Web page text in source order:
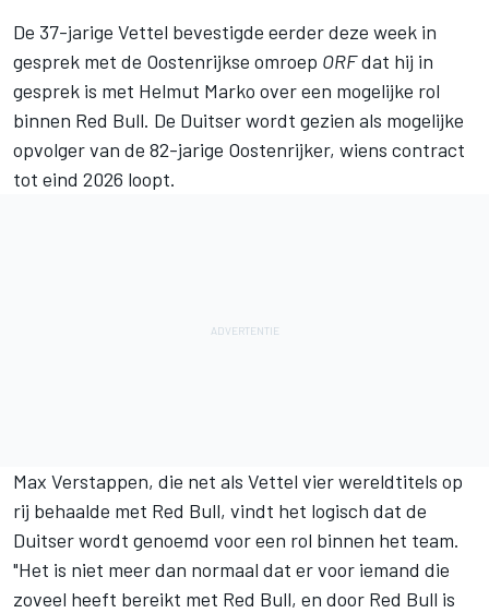
De 37-jarige Vettel bevestigde eerder deze week in
gesprek met de Oostenrijkse omroep ORFdat hij in
gesprek is met Helmut Marko over een mogelijke rol
binnen Red Bull. De Duitser wordt gezien als mogelijke
opvolger van de 82-jarige Oostenrijker, wiens contract
tot eind 2026 loopt.
Max Verstappen, die net als Vettel vier wereldtitels op
rij behaalde met Red Bull, vindt het logisch dat de
Duitser wordt genoemd voor een rol binnen het team.
"Het is niet meer dan normaal dat er voor iemand die
zoveel heeft bereikt met Red Bull, en door Red Bull is